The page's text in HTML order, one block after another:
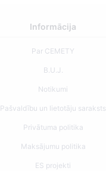
Informācija
Par CEMETY
B.U.J.
Notikumi
Pašvaldību un lietotāju saraksts
Privātuma politika
Maksājumu politika
ES projekti